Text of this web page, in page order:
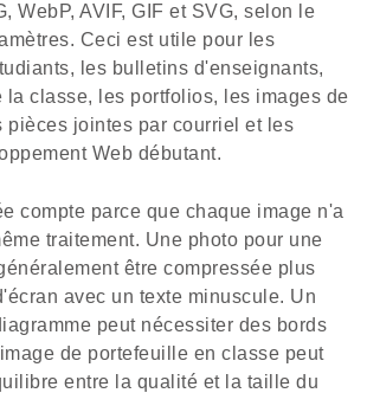
WebP, AVIF, GIF et SVG, selon le
Ceci est utile pour les
les bulletins d'enseignants,
la classe, les portfolios, les images de
pièces jointes par courriel et les
Web débutant.
compte parce que chaque image n'a
traitement. Une photo pour une
être compressée plus
avec un texte minuscule. Un
peut nécessiter des bords
de portefeuille en classe peut
entre la qualité et la taille du